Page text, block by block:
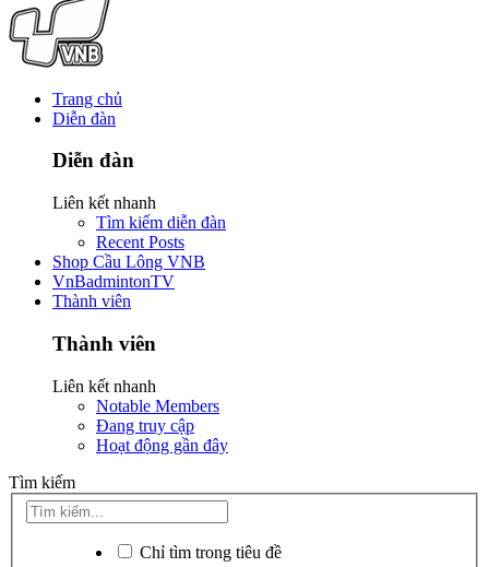
Trang chủ
Diễn đàn
Diễn đàn
Liên kết nhanh
Tìm kiếm diễn đàn
Recent Posts
Shop Cầu Lông VNB
VnBadmintonTV
Thành viên
Thành viên
Liên kết nhanh
Notable Members
Đang truy cập
Hoạt động gần đây
Tìm kiếm
Chỉ tìm trong tiêu đề